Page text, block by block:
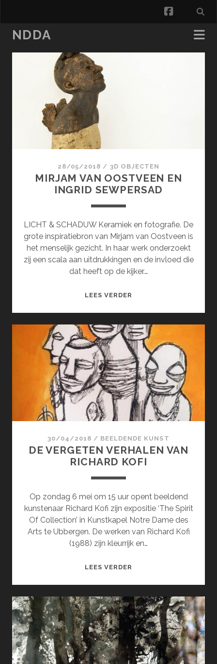
facebook
NDDA
NDDA
Posts
28/05/2018 / 3D OBJECTEN
MIRJAM VAN OOSTVEEN EN
INGRID SEWPERSAD
LICHT & SCHADUW Keramiek en fotografie. De
grote inspiratiebron van Mirjam van Oostveen is
het menselijk gezicht. In haar werk onderzoekt
zij een scala aan uitdrukkingen en de invloed die
dat heeft op de kijker.…
LEES VERDER
EN
INGRID
SEWPERSAD
30/04/2018 / BEELDENDE KUNST
DE VERGETEN VERHALEN VAN
RICHARD KOFI
Op zondag 6 mei om 15 uur opent beeldend
kunstenaar Richard Kofi zijn expositie ‘The Spirit
Of Collection’ in Kunstkapel Notre Dame des
Arts te Ubbergen. De werken van Richard Kofi
(1988) zijn kleurrijk en…
LEES VERDER
VAN
RICHARD
KOFI